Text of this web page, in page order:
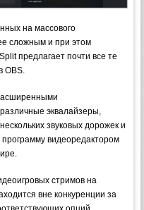
на массового
сложным и при этом
предлагает почти все те
OBS.
эквалайзеры,
звуковых дорожек и
видеоредактором
стримов на
вне конкуренции за